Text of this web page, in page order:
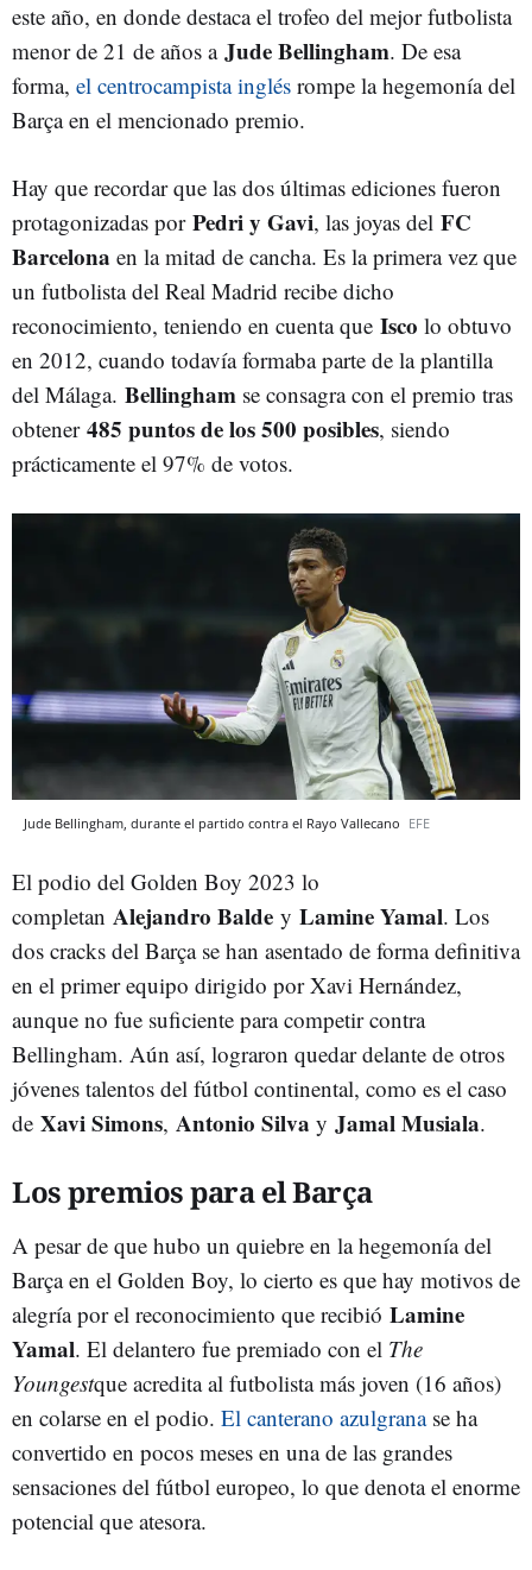
este año, en donde destaca el trofeo del mejor futbolista
menor de 21 de años a Jude Bellingham. De esa
forma, el centrocampista inglés rompe la hegemonía del
Barça en el mencionado premio.
Hay que recordar que las dos últimas ediciones fueron
protagonizadas por Pedri y Gavi, las joyas del FC
Barcelona en la mitad de cancha. Es la primera vez que
un futbolista del Real Madrid recibe dicho
reconocimiento, teniendo en cuenta que Isco lo obtuvo
en 2012, cuando todavía formaba parte de la plantilla
del Málaga. Bellingham se consagra con el premio tras
obtener 485 puntos de los 500 posibles, siendo
prácticamente el 97% de votos.
Jude Bellingham, durante el partido contra el Rayo Vallecano EFE
El podio del Golden Boy 2023 lo
completan Alejandro Balde y Lamine Yamal. Los
dos cracks del Barça se han asentado de forma definitiva
en el primer equipo dirigido por Xavi Hernández,
aunque no fue suficiente para competir contra
Bellingham. Aún así, lograron quedar delante de otros
jóvenes talentos del fútbol continental, como es el caso
de Xavi Simons, Antonio Silva y Jamal Musiala.
Los premios para el Barça
A pesar de que hubo un quiebre en la hegemonía del
Barça en el Golden Boy, lo cierto es que hay motivos de
alegría por el reconocimiento que recibió Lamine
Yamal. El delantero fue premiado con el The
Youngestque acredita al futbolista más joven (16 años)
en colarse en el podio. El canterano azulgranase ha
convertido en pocos meses en una de las grandes
sensaciones del fútbol europeo, lo que denota el enorme
potencial que atesora.